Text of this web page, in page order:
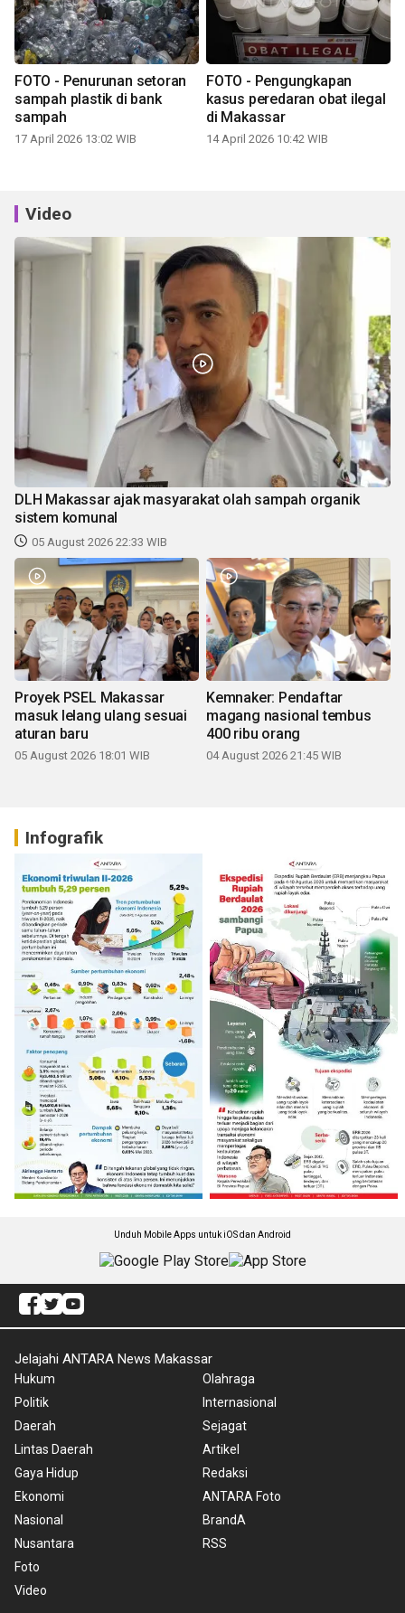
FOTO - Penurunan setoran
sampah plastik di bank
sampah
17 April 2026 13:02 WIB
FOTO - Pengungkapan
kasus peredaran obat ilegal
di Makassar
14 April 2026 10:42 WIB
Video
DLH Makassar ajak masyarakat olah sampah organik
sistem komunal
05 August 2026 22:33 WIB
Proyek PSEL Makassar
masuk lelang ulang sesuai
aturan baru
05 August 2026 18:01 WIB
Kemnaker: Pendaftar
magang nasional tembus
400 ribu orang
04 August 2026 21:45 WIB
Infografik
Unduh Mobile Apps untuk iOS dan Android
Jelajahi ANTARA News Makassar
Hukum
Politik
Daerah
Lintas Daerah
Gaya Hidup
Ekonomi
Nasional
Nusantara
Foto
Video
Olahraga
Internasional
Sejagat
Artikel
Redaksi
ANTARA Foto
BrandA
RSS